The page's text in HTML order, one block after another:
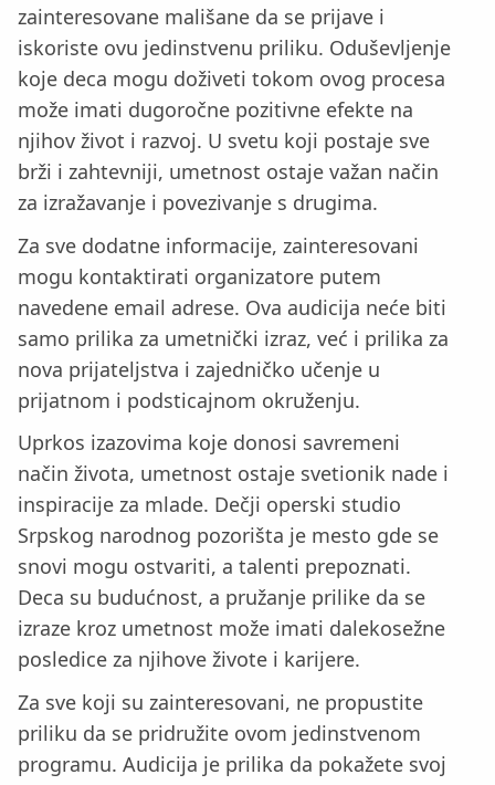
zainteresovane mališane da se prijave i
iskoriste ovu jedinstvenu priliku. Oduševljenje
koje deca mogu doživeti tokom ovog procesa
može imati dugoročne pozitivne efekte na
njihov život i razvoj. U svetu koji postaje sve
brži i zahtevniji, umetnost ostaje važan način
za izražavanje i povezivanje s drugima.
Za sve dodatne informacije, zainteresovani
mogu kontaktirati organizatore putem
navedene email adrese. Ova audicija neće biti
samo prilika za umetnički izraz, već i prilika za
nova prijateljstva i zajedničko učenje u
prijatnom i podsticajnom okruženju.
Uprkos izazovima koje donosi savremeni
način života, umetnost ostaje svetionik nade i
inspiracije za mlade. Dečji operski studio
Srpskog narodnog pozorišta je mesto gde se
snovi mogu ostvariti, a talenti prepoznati.
Deca su budućnost, a pružanje prilike da se
izraze kroz umetnost može imati dalekosežne
posledice za njihove živote i karijere.
Za sve koji su zainteresovani, ne propustite
priliku da se pridružite ovom jedinstvenom
programu. Audicija je prilika da pokažete svoj